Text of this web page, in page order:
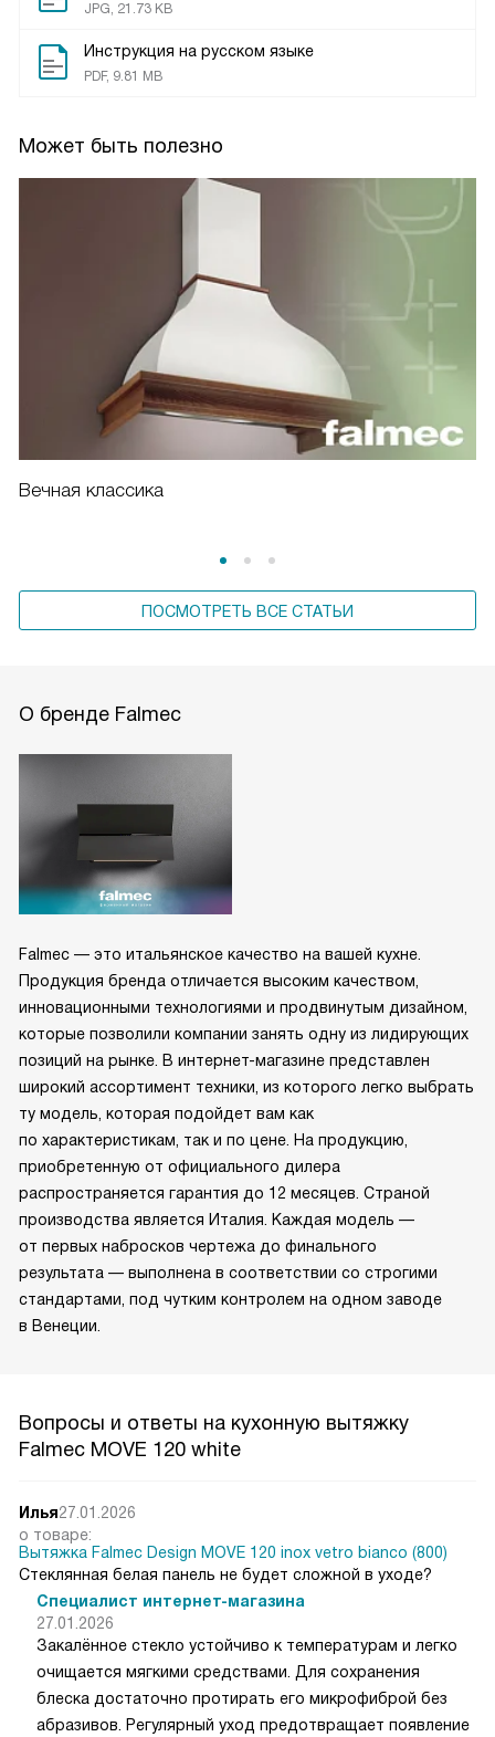
JPG, 21.73 KB
Инструкция на русском языке
PDF, 9.81 MB
Может быть полезно
Вечная классика
ПОСМОТРЕТЬ ВСЕ СТАТЬИ
О бренде Falmec
Falmec — это итальянское качество на вашей кухне.
Продукция бренда отличается высоким качеством,
инновационными технологиями и продвинутым дизайном,
которые позволили компании занять одну из лидирующих
позиций на рынке. В интернет-магазине представлен
широкий ассортимент техники, из которого легко выбрать
ту модель, которая подойдет вам как
по характеристикам, так и по цене. На продукцию,
приобретенную от официального дилера
распространяется гарантия до 12 месяцев. Страной
производства является Италия. Каждая модель —
от первых набросков чертежа до финального
результата — выполнена в соответствии со строгими
стандартами, под чутким контролем на одном заводе
в Венеции.
Вопросы и ответы на кухонную вытяжку
Falmec MOVE 120 white
Илья27.01.2026
о товаре:
Вытяжка Falmec Design MOVE 120 inox vetro bianco (800)
Стеклянная белая панель не будет сложной в уходе?
Специалист интернет-магазина
27.01.2026
Закалённое стекло устойчиво к температурам и легко
очищается мягкими средствами. Для сохранения
блеска достаточно протирать его микрофиброй без
абразивов. Регулярный уход предотвращает появление